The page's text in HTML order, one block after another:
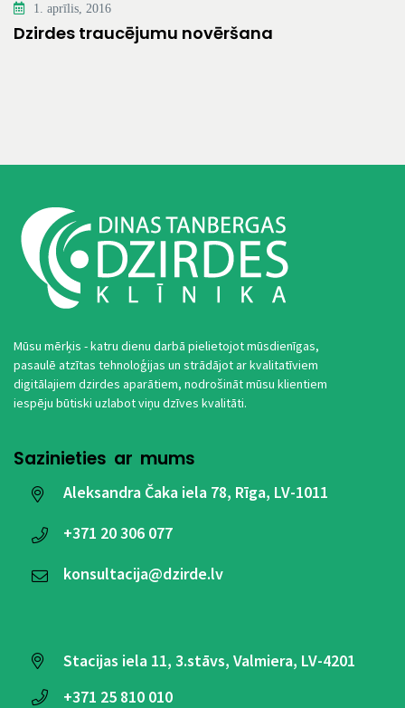
1. aprīlis, 2016
Dzirdes traucējumu novēršana
Mūsu mērķis - katru dienu darbā pielietojot mūsdienīgas,
pasaulē atzītas tehnoloģijas un strādājot ar kvalitatīviem
digitālajiem dzirdes aparātiem, nodrošināt mūsu klientiem
iespēju būtiski uzlabot viņu dzīves kvalitāti.
Sazinieties ar mums
Aleksandra Čaka iela 78, Rīga, LV-1011
+371 20 306 077
konsultacija@dzirde.lv
Stacijas iela 11, 3.stāvs, Valmiera, LV-4201
+371 25 810 010